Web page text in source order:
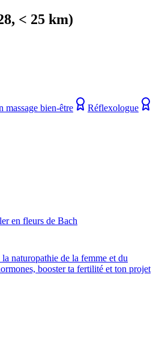
, < 25 km)
massage bien-être
Réflexologue
en fleurs de Bach
naturopathie de la femme et du
booster ta fertilité et ton projet